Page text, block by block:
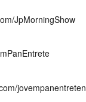
JpMorningShow